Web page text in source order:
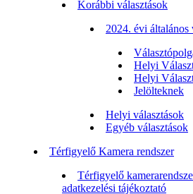
Korábbi választások
2024. évi általános
Helyi
Helyi
Jelölteknek
Helyi választások
Egyéb választások
Térfigyelő Kamera rendszer
Térfigyelő
adatkezelési tájékoztató